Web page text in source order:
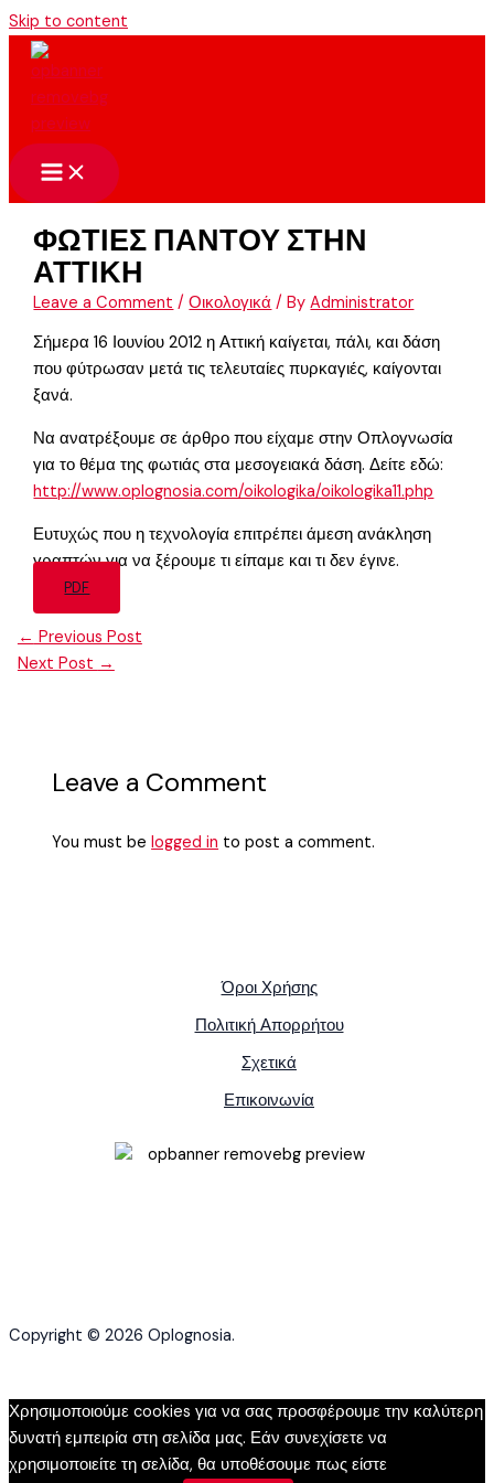
Skip to content
ΦΩΤΙΕΣ ΠΑΝΤΟΥ ΣΤΗΝ
ΑΤΤΙΚΗ
Leave a Comment /Οικολογικά / ByAdministrator
Σήμερα 16 Ιουνίου 2012 η Αττική καίγεται, πάλι, και δάση
που φύτρωσαν μετά τις τελευταίες πυρκαγιές, καίγονται
ξανά.
Να ανατρέξουμε σε άρθρο που είχαμε στην Οπλογνωσία
για το θέμα της φωτιάς στα μεσογειακά δάση. Δείτε εδώ:
http://www.oplognosia.com/oikologika/oikologika11.php
Ευτυχώς που η τεχνολογία επιτρέπει άμεση ανάκληση
γραπτών για να ξέρουμε τι είπαμε και τι δεν έγινε.
PDF
← Previous Post
Next Post →
Leave a Comment
You must belogged in to post a comment.
Όροι Χρήσης
Πολιτική Απορρήτου
Σχετικά
Επικοινωνία
Copyright © 2026 Oplognosia.
Χρησιμοποιούμε cookies για να σας προσφέρουμε την καλύτερη
δυνατή εμπειρία στη σελίδα μας. Εάν συνεχίσετε να
χρησιμοποιείτε τη σελίδα, θα υποθέσουμε πως είστε